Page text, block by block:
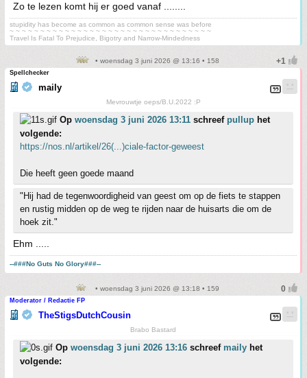
Zo te lezen komt hij er goed vanaf ........
stupidity has become as common as common sense was before
~ ~ ~ ~ ~ ~ ~ ~ ~ ~ ~ ~ ~ ~ ~ ~ ~ ~ ~ ~ ~ ~ ~ ~ ~ ~ ~ ~ ~ ~ ~ ~ ~
Travel Is Fatal To Prejudice, Bigotry and Narrow-Mindedness
• woensdag 3 juni 2026 @ 13:16 • 158
Spellchecker
maily
Mevrouwtje oeps/B.U.2022 :P
Op woensdag 3 juni 2026 13:11 schreef pullup het
volgende:
https://nos.nl/artikel/26(...)ciale-factor-geweest
Die heeft geen goede maand
"Hij had de tegenwoordigheid van geest om op de fiets te stappen
en rustig midden op de weg te rijden naar de huisarts die om de
hoek zit."
Ehm .....
--###No Guts No Glory###--
• woensdag 3 juni 2026 @ 13:18 • 159
Moderator / Redactie FP
TheStigsDutchCousin
Brabo Bastard
Op woensdag 3 juni 2026 13:16 schreef maily het
volgende: